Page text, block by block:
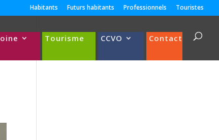
Habitants Futurs habitants Professionnels Touristes
Tourisme CCVO Contact